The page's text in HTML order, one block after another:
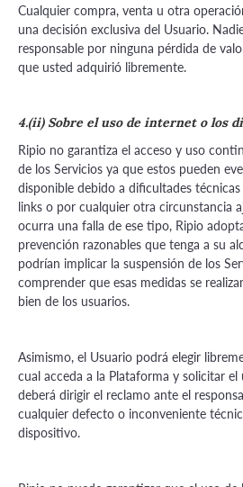
Cualquier compra, venta u otra
una decisión exclusiva del Usuario.
responsable por ninguna pérdida de
que usted adquirió libremente.
4.(ii) Sobre el uso de internet o los
Ripio no garantiza el acceso y uso
de los Servicios ya que estos pueden
disponible debido a dificultades
links o por cualquier otra circunstancia
ocurra una falla de ese tipo, Ripio
prevención razonables que tenga a su
podrían implicar la suspensión de los
comprender que esas medidas se
bien de los usuarios.
Asimismo, el Usuario podrá elegir
cual acceda a la Plataforma y solicitar el
deberá dirigir el reclamo ante el
cualquier defecto o inconveniente
dispositivo.